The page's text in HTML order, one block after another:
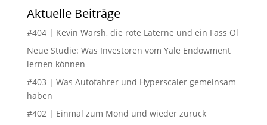
Aktuelle Beiträge
#404 | Kevin Warsh, die rote Laterne und ein Fass Öl
Neue Studie: Was Investoren vom Yale Endowment
lernen können
#403 | Was Autofahrer und Hyperscaler gemeinsam
haben
#402 | Einmal zum Mond und wieder zurück